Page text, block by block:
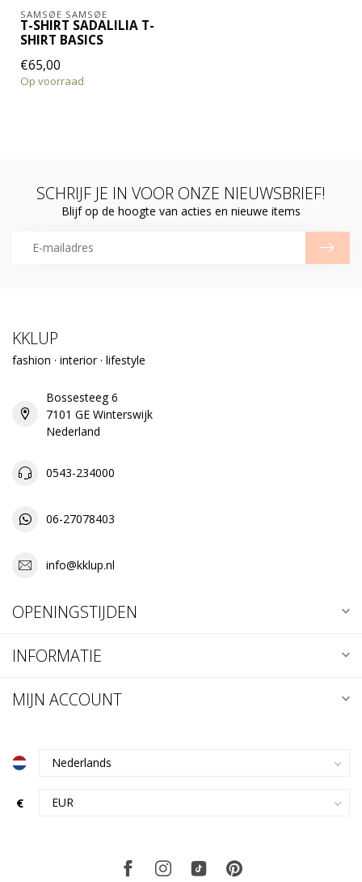
SAMSØE SAMSØE
T-SHIRT SADALILIA T-
SHIRT BASICS
€65,00
Op voorraad
SCHRIJF JE IN VOOR ONZE NIEUWSBRIEF!
Blijf op de hoogte van acties en nieuwe items
KKLUP
fashion · interior · lifestyle
Bossesteeg 6
7101 GE Winterswijk
Nederland
0543-234000
06-27078403
info@kklup.nl
OPENINGSTIJDEN
INFORMATIE
MIJN ACCOUNT
€